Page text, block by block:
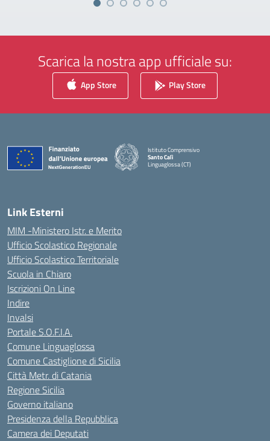
Scarica la nostra app ufficiale su:
App Store Play Store
Istituto Comprensivo
Santo Calì
Linguaglossa (CT)
— Visita la pagina iniziale della scuola
Link Esterni
MIM -Ministero Istr. e Merito
Ufficio Scolastico Regionale
Ufficio Scolastico Territoriale
Scuola in Chiaro
Iscrizioni On Line
Indire
Invalsi
Portale S.O.F.I.A.
Comune Linguaglossa
Comune Castiglione di Sicilia
Città Metr. di Catania
Regione Sicilia
Governo italiano
Presidenza della Repubblica
Camera dei Deputati